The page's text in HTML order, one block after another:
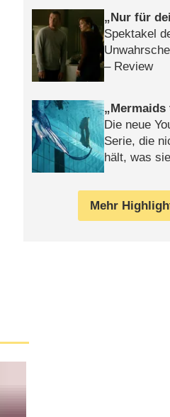
Nur für
Spektakel
– Review
Die neue
Serie, die
hält, was
Mehr